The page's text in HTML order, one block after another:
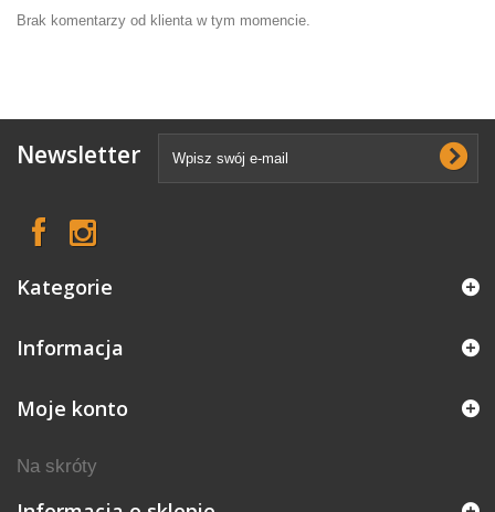
Brak komentarzy od klienta w tym momencie.
Newsletter
Kategorie
Informacja
Moje konto
Na skróty